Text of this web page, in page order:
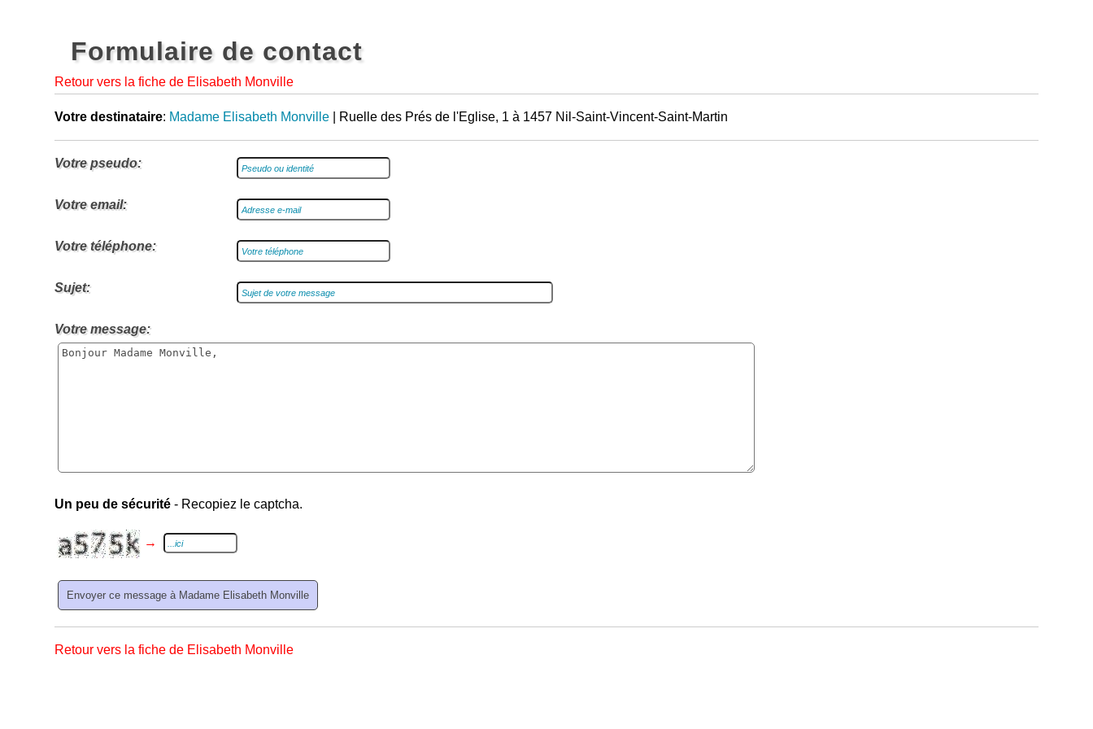
Formulaire de contact
Retour vers la fiche de Elisabeth Monville
Votre destinataire: Madame Elisabeth Monville | Ruelle des Prés de l'Eglise, 1 à 1457 Nil-Saint-Vincent-Saint-Martin
Votre pseudo:
Votre email:
Votre téléphone:
Sujet:
Votre message:
Un peu de sécurité - Recopiez le captcha.
→
Retour vers la fiche de Elisabeth Monville